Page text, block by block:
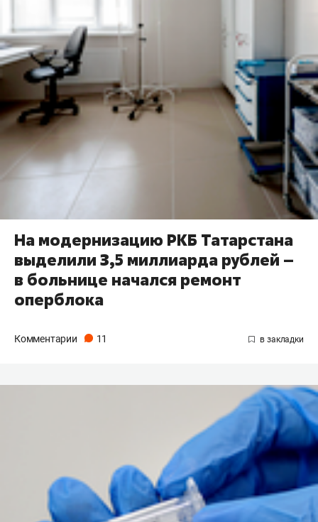
На модернизацию РКБ Татарстана
выделили 3,5 миллиарда рублей –
в больнице начался ремонт
оперблока
Комментарии 11